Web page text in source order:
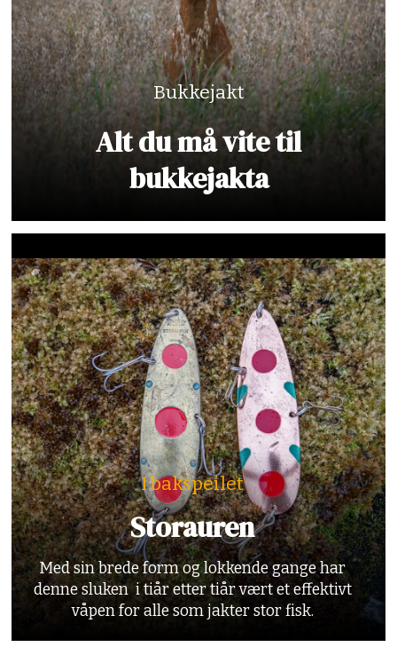
Bukkejakt
Alt du må vite til
bukkejakta
I bakspeilet
Storauren
Med sin brede form og lokkende gange har
denne sluken i tiår etter tiår vært et effektivt
våpen for alle som jakter stor fisk.